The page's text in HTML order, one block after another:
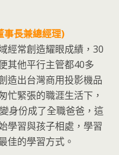
事長兼總經理)
經常創造耀眼成績，30
其他平行主管都40多
造出台灣商用投影機品
忙緊張的職涯生活下，
身份成了全職爸爸，這
學習與孩子相處，學習
佳的學習方式。